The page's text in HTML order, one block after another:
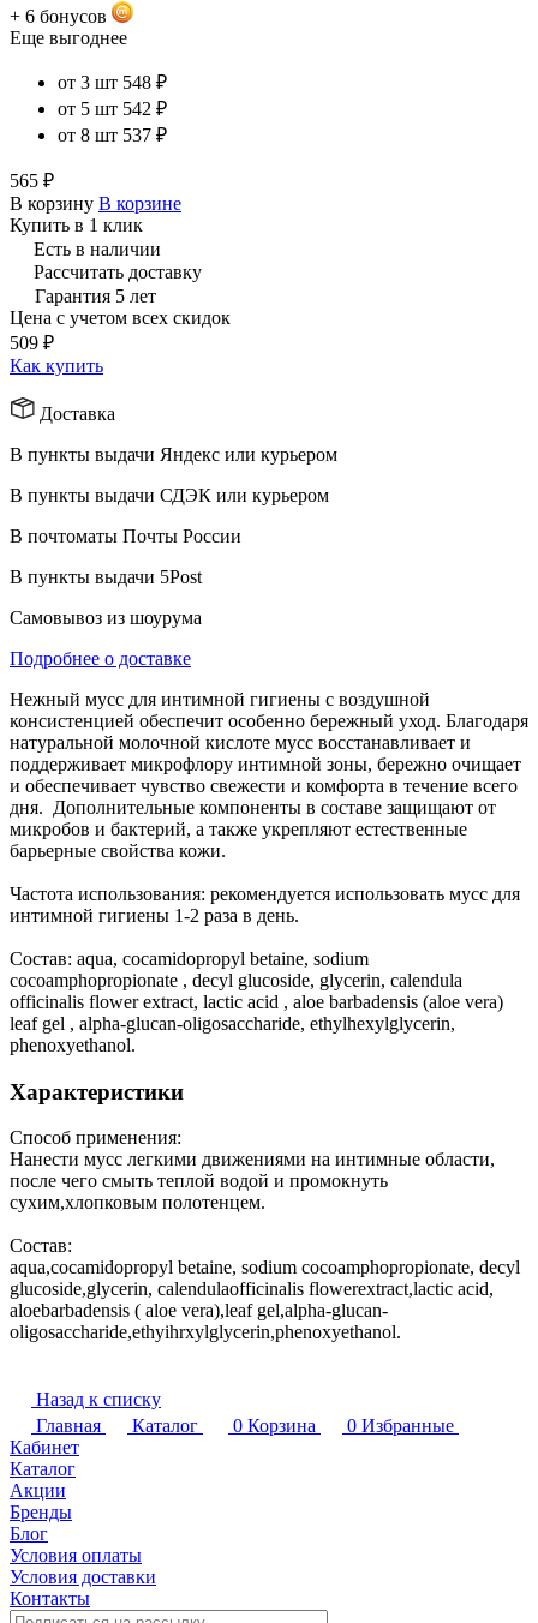
+ 6 бонусов
Еще выгоднее
от 3 шт 548 ₽
от 5 шт 542 ₽
от 8 шт 537 ₽
565 ₽
В корзину В корзине
Купить в 1 клик
Есть в наличии
Рассчитать доставку
Гарантия 5 лет
Цена с учетом всех скидок
509 ₽
Как купить
Доставка
В пункты выдачи Яндекс или курьером
В пункты выдачи СДЭК или курьером
В почтоматы Почты России
В пункты выдачи 5Post
Самовывоз из шоурума
Подробнее о доставке
Нежный мусс для интимной гигиены с воздушной
консистенцией обеспечит особенно бережный уход. Благодаря
натуральной молочной кислоте мусс восстанавливает и
поддерживает микрофлору интимной зоны, бережно очищает
и обеспечивает чувство свежести и комфорта в течение всего
дня. Дополнительные компоненты в составе защищают от
микробов и бактерий, а также укрепляют естественные
барьерные свойства кожи.
Частота использования: рекомендуется использовать мусс для
интимной гигиены 1-2 раза в день.
Состав: aqua, cocamidopropyl betaine, sodium
cocoamphopropionate , decyl glucoside, glycerin, calendula
officinalis flower extract, lactic acid , aloe barbadensis (aloe vera)
leaf gel , alpha-glucan-oligosaccharide, ethylhexylglycerin,
phenoxyethanol.
Характеристики
Способ применения:
Нанести мусс легкими движениями на интимные области,
после чего смыть теплой водой и промокнуть
сухим,хлопковым полотенцем.
Состав:
aqua,cocamidopropyl betaine, sodium cocoamphopropionate, decyl
glucoside,glycerin, calendulaofficinalis flowerextract,lactic acid,
aloebarbadensis ( aloe vera),leaf gel,alpha-glucan-
oligosaccharide,ethyihrxylglycerin,phenoxyethanol.
Назад к списку
Главная
Каталог 0 Корзина 0 Избранные
Кабинет
Каталог
Акции
Бренды
Блог
Условия оплаты
Условия доставки
Контакты